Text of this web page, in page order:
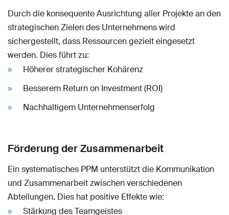
Durch die konsequente Ausrichtung aller Projekte an den
strategischen Zielen des Unternehmens wird
sichergestellt, dass Ressourcen gezielt eingesetzt
werden. Dies führt zu:
Höherer strategischer Kohärenz
Besserem Return on Investment (ROI)
Nachhaltigem Unternehmenserfolg
Förderung der Zusammenarbeit
Ein systematisches PPM unterstützt die Kommunikation
und Zusammenarbeit zwischen verschiedenen
Abteilungen. Dies hat positive Effekte wie:
Stärkung des Teamgeistes